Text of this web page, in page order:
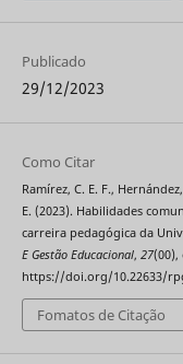
Publicado
29/12/2023
Como Citar
Ramírez, C. E. F.,
E. (2023). Habilidades
carreira pedagógica da
E Gestão Educacional, 27(00),
https://doi.org/10.22633/
Fomatos de Citação